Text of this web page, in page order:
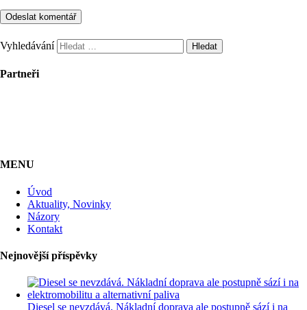
Vyhledávání
Partneři
MENU
Úvod
Aktuality, Novinky
Názory
Kontakt
Nejnovější příspěvky
Diesel se nevzdává. Nákladní doprava ale postupně sází i na